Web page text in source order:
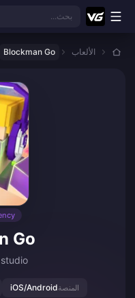
انتقل إلى المحتوى الرئيسي
بحث...
الألعاب Blockman Go
Go
المنصةiOS/Android